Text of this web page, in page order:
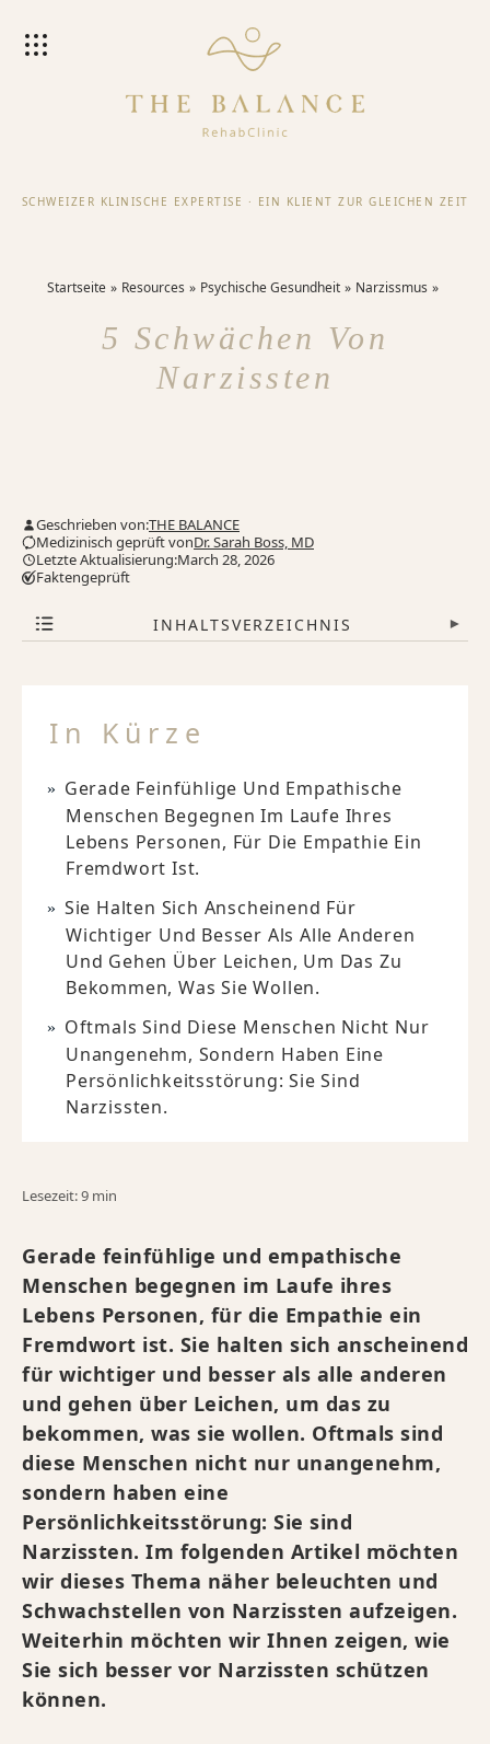
SCHWEIZER KLINISCHE EXPERTISE · EIN KLIENT ZUR GLEICHEN ZEIT
Startseite Resources Psychische Gesundheit Narzissmus
5 Schwächen Von
Narzissten
Geschrieben von:THE BALANCE
Medizinisch geprüft vonDr. Sarah Boss, MD
Letzte Aktualisierung:March 28, 2026
Faktengeprüft
INHALTSVERZEICHNIS ▾
In Kürze
Gerade Feinfühlige Und Empathische
Menschen Begegnen Im Laufe Ihres
Lebens Personen, Für Die Empathie Ein
Fremdwort Ist.
Sie Halten Sich Anscheinend Für
Wichtiger Und Besser Als Alle Anderen
Und Gehen Über Leichen, Um Das Zu
Bekommen, Was Sie Wollen.
Oftmals Sind Diese Menschen Nicht Nur
Unangenehm, Sondern Haben Eine
Persönlichkeitsstörung: Sie Sind
Narzissten.
Lesezeit: 9 min
Gerade feinfühlige und empathische
Menschen begegnen im Laufe ihres
Lebens Personen, für die Empathie ein
Fremdwort ist. Sie halten sich anscheinend
für wichtiger und besser als alle anderen
und gehen über Leichen, um das zu
bekommen, was sie wollen. Oftmals sind
diese Menschen nicht nur unangenehm,
sondern haben eine
Persönlichkeitsstörung: Sie sind
Narzissten. Im folgenden Artikel möchten
wir dieses Thema näher beleuchten und
Schwachstellen von Narzissten aufzeigen.
Weiterhin möchten wir Ihnen zeigen, wie
Sie sich besser vor Narzissten schützen
können.